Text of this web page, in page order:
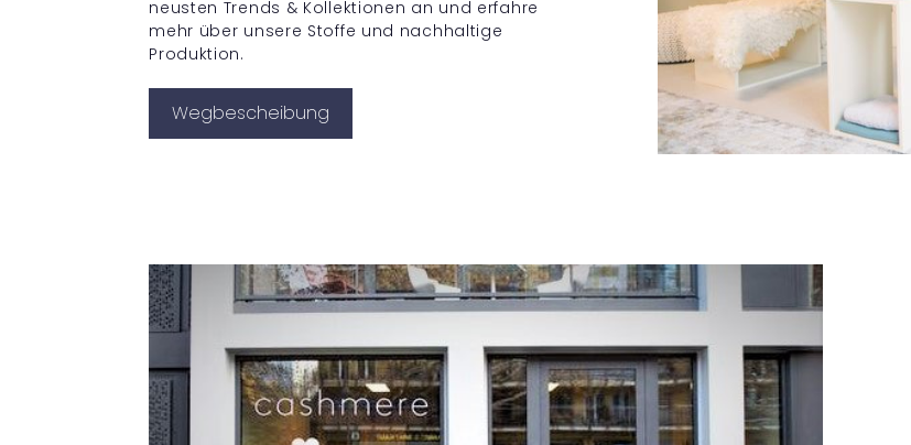
neusten Trends & Kollektionen an und erfahre
mehr über unsere Stoffe und nachhaltige
Produktion.
Wegbescheibung